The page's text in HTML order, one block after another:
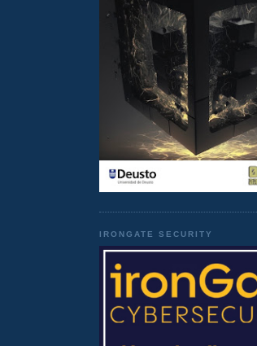
IRONGATE SECURITY